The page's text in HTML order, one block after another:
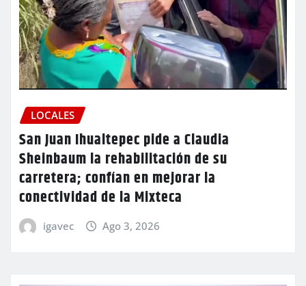
LOCALES
San Juan Ihualtepec pide a Claudia
Sheinbaum la rehabilitación de su
carretera; confían en mejorar la
conectividad de la Mixteca
igavec Ago 3, 2026